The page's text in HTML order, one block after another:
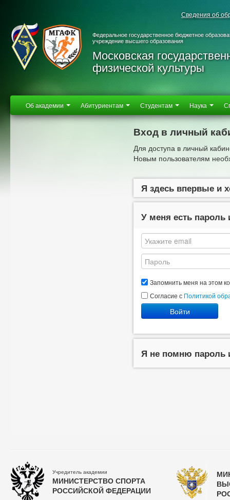
Сведения об
Федеральное государственное бюджетное
учреждение высшего образования
Московская
физической культуры
Об академии Абитуриентам Студентам Наука
Вход в личный
Для доступа в личный
Новым пользователям
Я здесь впервые и
У меня есть пароль
Запомнить меня на этом
Согласие с Политикой
Войти
Я не помню пароль
Учредитель академии
МИНИСТЕРСТВО СПОРТА
РОССИЙСКОЙ ФЕДЕРАЦИИ